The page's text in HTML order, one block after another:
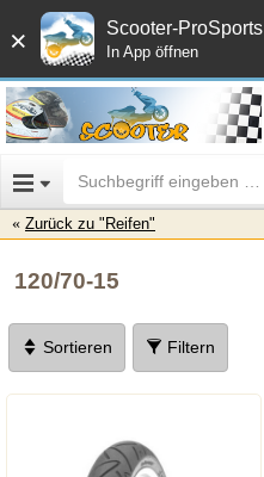
× Scooter-ProSports
In App öffnen
Zurück zu "Reifen"
120/70-15
Sortieren Filtern